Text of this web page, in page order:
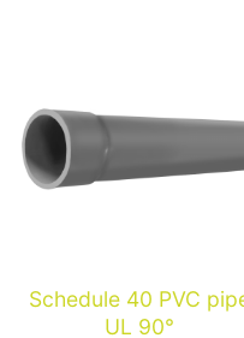
Schedule 40 PVC
UL 90°